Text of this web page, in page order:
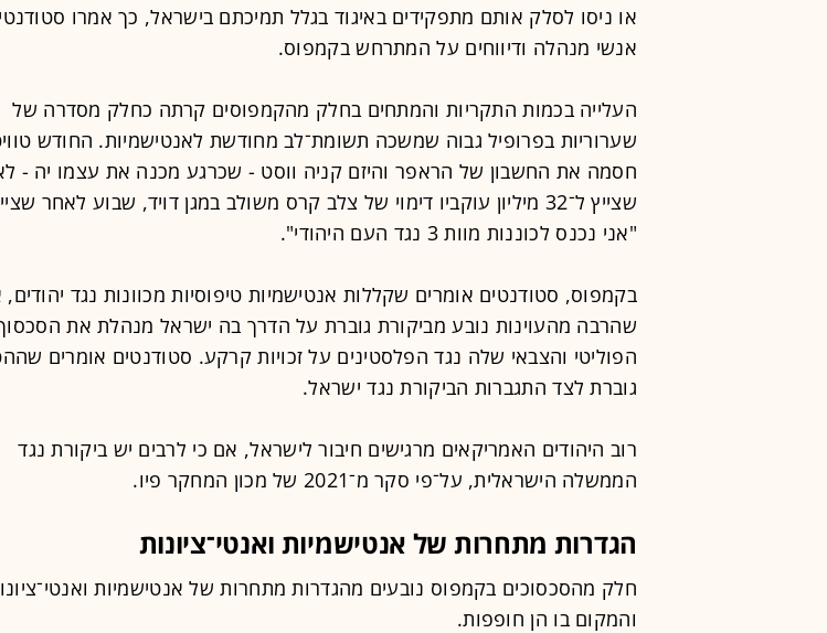
או ניסו לסלק אותם מתפקידים באיגוד בגלל תמיכתם בישראל, כך אמרו
אנשי מנהלה ודיווחים על המתרחש בקמפוס.
העלייה בכמות התקריות והמתחים בחלק מהקמפוסים קרתה כחלק מסדרה של
שערוריות בפרופיל גבוה שמשכה תשומת־לב מחודשת לאנטישמיות. החודש
חסמה את החשבון של הראפר והיזם קניה ווסט - שכרגע מכנה את עצמו יה -
שצייץ ל־32 מיליון עוקביו דימוי של צלב קרס משולב במגן דויד, שבוע לאחר
"אני נכנס לכוננות מוות 3 נגד העם היהודי".
בקמפוס, סטודנטים אומרים שקללות אנטישמיות טיפוסיות מכוונות נגד
שהרבה מהעוינות נובע מביקורת גוברת על הדרך בה ישראל מנהלת את
הפוליטי והצבאי שלה נגד הפלסטינים על זכויות קרקע. סטודנטים אומרים
גוברת לצד התגברות הביקורת נגד ישראל.
רוב היהודים האמריקאים מרגישים חיבור לישראל, אם כי לרבים יש ביקורת נגד
הממשלה הישראלית, על־פי סקר מ־2021 של מכון המחקר פיו.
הגדרות מתחרות של אנטישמיות ואנטי־ציונות
חלק מהסכסוכים בקמפוס נובעים מהגדרות מתחרות של אנטישמיות
והמקום בו הן חופפות.